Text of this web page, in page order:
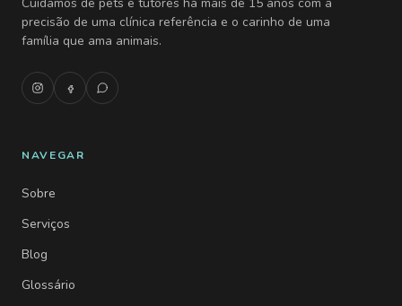
precisão de uma clínica referência e o carinho de uma
família que ama animais.
NAVEGAR
Sobre
Serviços
Blog
Glossário